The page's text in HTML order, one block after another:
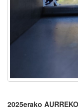
2025erako